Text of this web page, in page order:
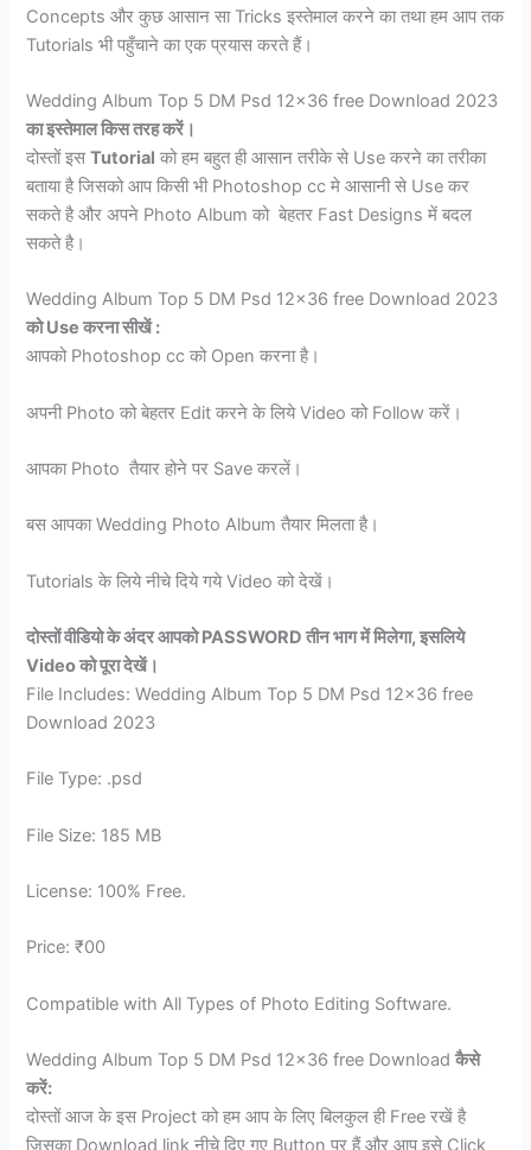
Concepts और कुछ आसान सा Tricks इस्तेमाल करने का तथा हम आप तक
Tutorials भी पहुँचाने का एक प्रयास करते हैं।
Wedding Album Top 5 DM Psd 12×36 free Download 2023
का इस्तेमाल किस तरह करें।
दोस्तों इसTutorial को हम बहुत ही आसान तरीके से Use करने का तरीका
बताया है जिसको आप किसी भी Photoshop cc मे आसानी से Use कर
सकते है और अपने Photo Album को बेहतर Fast Designs में बदल
सकते है।
Wedding Album Top 5 DM Psd 12×36 free Download 2023
को Use करना सीखें :
आपको Photoshop cc को Open करना है।
अपनी Photo को बेहतर Edit करने के लिये Video को Follow करें।
आपका Photo तैयार होने पर Save करलें।
बस आपका Wedding Photo Album तैयार मिलता है।
Tutorials के लिये नीचे दिये गये Video को देखें।
दोस्तों वीडियो के अंदर आपको PASSWORD तीन भाग में मिलेगा, इसलिये
Video को पूरा देखें।
File Includes: Wedding Album Top 5 DM Psd 12×36 free
Download 2023
File Type: .psd
File Size: 185 MB
License: 100% Free.
Price: ₹00
Compatible with All Types of Photo Editing Software.
Wedding Album Top 5 DM Psd 12×36 free Downloadकैसे
करें:
दोस्तों आज के इस Project को हम आप के लिए बिलकुल ही Free रखें है
जिसका Download link नीचे दिए गए Button पर हैं और आप इसे Click